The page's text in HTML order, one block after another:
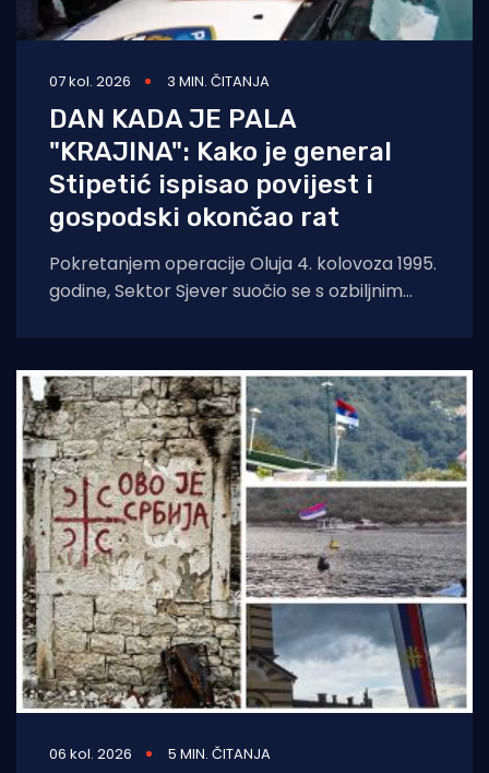
07 kol. 2026 3 MIN. ČITANJA
DAN KADA JE PALA
"KRAJINA": Kako je general
Stipetić ispisao povijest i
gospodski okončao rat
Pokretanjem operacije Oluja 4. kolovoza 1995.
godine, Sektor Sjever suočio se s ozbiljnim
06 kol. 2026 5 MIN. ČITANJA